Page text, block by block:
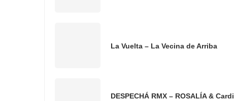
La Vuelta – La Vecina de Arriba
DESPECHÁ RMX – ROSALÍA & Cardi